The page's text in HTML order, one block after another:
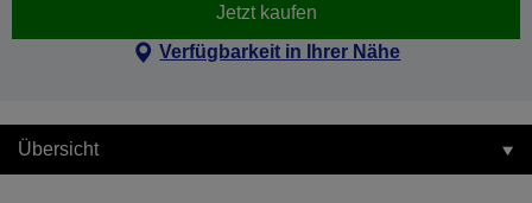
Jetzt kaufen
Verfügbarkeit in Ihrer Nähe
Übersicht